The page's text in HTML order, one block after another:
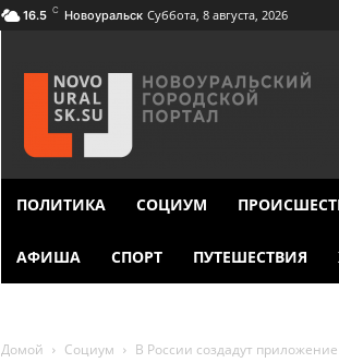
16.5 C Новоуральск Суббота, 8 августа, 2026
ПОЛИТИКА СОЦИУМ
АФИША СПОРТ ПУТЕШЕСТВИЯ
Домой Социум В России создадут